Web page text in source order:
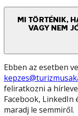
MI TÖRTÉNIK,
VAGY NEM
Ebben az esetben
feliratkozni a
Facebook,
maradj le semmiről.